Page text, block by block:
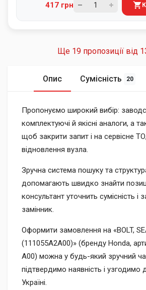
417 грн
Ще 19 пропозиції від
Опис Сумісність 20
Пропонуємо широкий вибір:
комплектуючі й якісні аналоги, а
щоб закрити запит і на сервісне
відновлення вузла.
Зручна система пошуку та
допомагають швидко знайти
консультант уточнить сумісність і
замінник.
Оформити замовлення на «BOLT,
(111055A2A00)» (бренду Honda,
A00) можна у будь-який зручний
підтвердимо наявність і узгодимо
Україні.